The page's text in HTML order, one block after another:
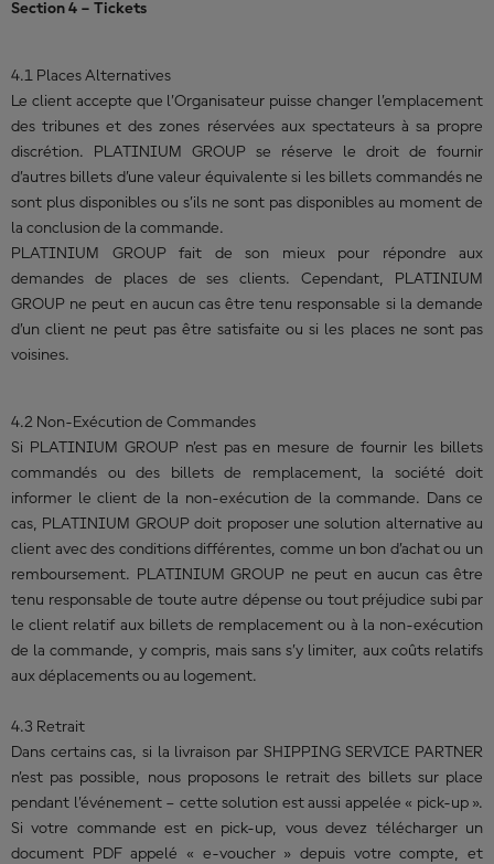
Section 4 – Tickets
4.1 Places Alternatives
Le client accepte que l’Organisateur puisse changer l’emplacement
des tribunes et des zones réservées aux spectateurs à sa propre
discrétion. PLATINIUM GROUP se réserve le droit de fournir
d’autres billets d’une valeur équivalente si les billets commandés ne
sont plus disponibles ou s’ils ne sont pas disponibles au moment de
la conclusion de la commande.
PLATINIUM GROUP fait de son mieux pour répondre aux
demandes de places de ses clients. Cependant, PLATINIUM
GROUP ne peut en aucun cas être tenu responsable si la demande
d’un client ne peut pas être satisfaite ou si les places ne sont pas
voisines.
4.2 Non-Exécution de Commandes
Si PLATINIUM GROUP n’est pas en mesure de fournir les billets
commandés ou des billets de remplacement, la société doit
informer le client de la non-exécution de la commande. Dans ce
cas, PLATINIUM GROUP doit proposer une solution alternative au
client avec des conditions différentes, comme un bon d’achat ou un
remboursement. PLATINIUM GROUP ne peut en aucun cas être
tenu responsable de toute autre dépense ou tout préjudice subi par
le client relatif aux billets de remplacement ou à la non-exécution
de la commande, y compris, mais sans s’y limiter, aux coûts relatifs
aux déplacements ou au logement.
4.3 Retrait
Dans certains cas, si la livraison par SHIPPING SERVICE PARTNER
n’est pas possible, nous proposons le retrait des billets sur place
pendant l’événement – cette solution est aussi appelée « pick-up ».
Si votre commande est en pick-up, vous devez télécharger un
document PDF appelé « e-voucher » depuis votre compte, et